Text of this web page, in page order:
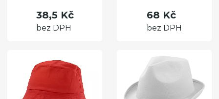
38,5 Kč
bez DPH
68 Kč
bez DPH